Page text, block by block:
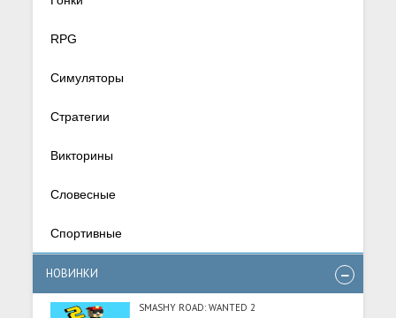
RPG
Симуляторы
Стратегии
Викторины
Словесные
Спортивные
НОВИНКИ
SMASHY ROAD: WANTED 2